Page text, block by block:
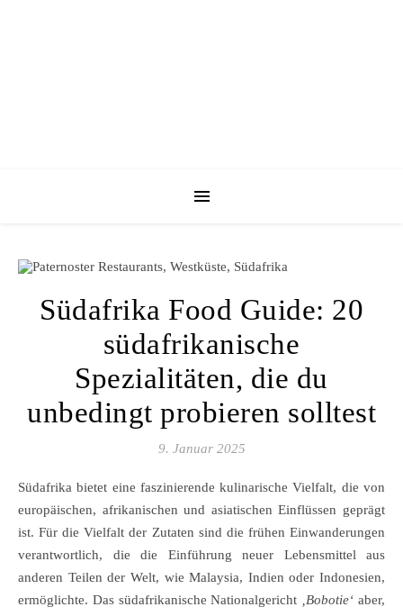
Südafrika Food Guide: 20
südafrikanische
Spezialitäten, die du
unbedingt probieren solltest
9. Januar 2025
Südafrika bietet eine faszinierende kulinarische Vielfalt, die von
europäischen, afrikanischen und asiatischen Einflüssen geprägt
ist. Für die Vielfalt der Zutaten sind die frühen Einwanderungen
verantwortlich, die die Einführung neuer Lebensmittel aus
anderen Teilen der Welt, wie Malaysia, Indien oder Indonesien,
ermöglichte. Das südafrikanische Nationalgericht
‚Bobotie‘ aber,